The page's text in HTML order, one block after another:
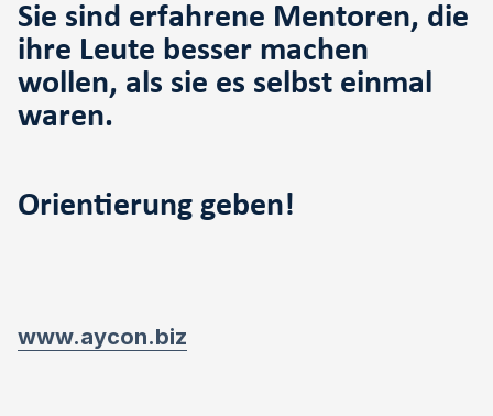
Sie sind erfahrene Mentoren, die
ihre Leute besser machen
wollen, als sie es selbst einmal
waren.
Orientierung geben!
www.aycon.biz